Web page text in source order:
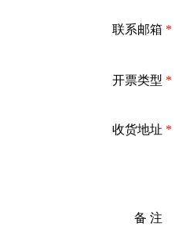
联系邮箱 *
开票类型 *
收货地址 *
备 注